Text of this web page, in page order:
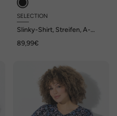
SELECTION
Slinky-Shirt, Streifen, A-
89,99€